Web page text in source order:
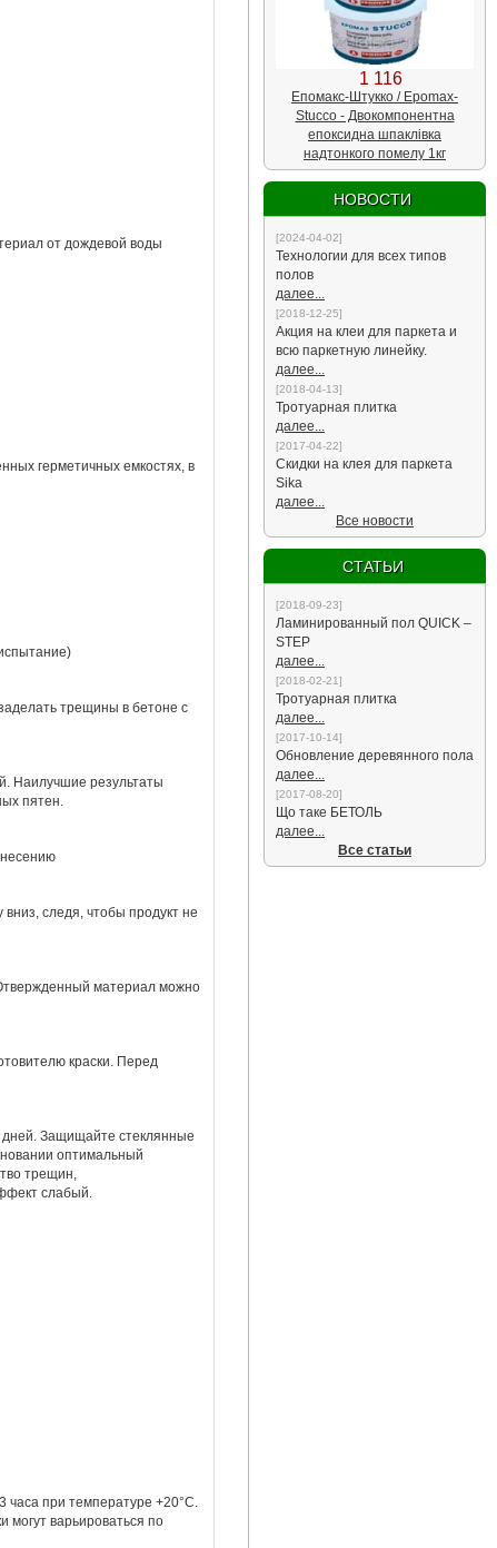
1 116
Епомакс-Штукко / Epomax-
Stucco - Двокомпонентна
епоксидна шпаклівка
надтонкого помелу 1кг
НОВОСТИ
2024-04-02
Технологии для всех типов
полов
далее...
2018-12-25
Акция на клеи для паркета и
всю паркетную линейку.
далее...
2018-04-13
Тротуарная плитка
далее...
2017-04-22
Скидки на клея для паркета
Sika
далее...
Все новости
СТАТЬИ
2018-09-23
Ламинированный пол QUICK –
STEP
далее...
2018-02-21
Тротуарная плитка
далее...
2017-10-14
Обновление деревянного пола
далее...
2017-08-20
Що таке БЕТОЛЬ
далее...
Все статьи
от дождевой воды
герметичных емкостях, в
трещины в бетоне с
Наилучшие результаты
пятен.
следя, чтобы продукт не
материал можно
краски. Перед
Защищайте стеклянные
оптимальный
трещин,
слабый.
при температуре +20°C.
могут варьироваться по